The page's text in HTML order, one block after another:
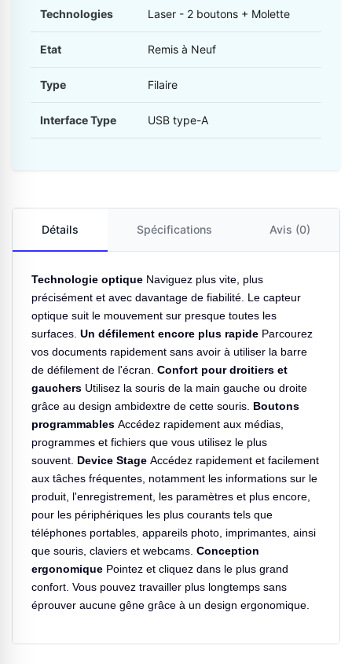
Technologies Laser - 2 boutons + Molette
Etat Remis à Neuf
Type Filaire
Interface Type USB type-A
Détails Spécifications Avis (0)
Technologie optique Naviguez plus vite, plus
précisément et avec davantage de fiabilité. Le capteur
optique suit le mouvement sur presque toutes les
surfaces. Un défilement encore plus rapide Parcourez
vos documents rapidement sans avoir à utiliser la barre
de défilement de l'écran. Confort pour droitiers et
gauchers Utilisez la souris de la main gauche ou droite
grâce au design ambidextre de cette souris. Boutons
programmables Accédez rapidement aux médias,
programmes et fichiers que vous utilisez le plus
souvent. Device Stage Accédez rapidement et facilement
aux tâches fréquentes, notamment les informations sur le
produit, l'enregistrement, les paramètres et plus encore,
pour les périphériques les plus courants tels que
téléphones portables, appareils photo, imprimantes, ainsi
que souris, claviers et webcams. Conception
ergonomique Pointez et cliquez dans le plus grand
confort. Vous pouvez travailler plus longtemps sans
éprouver aucune gêne grâce à un design ergonomique.